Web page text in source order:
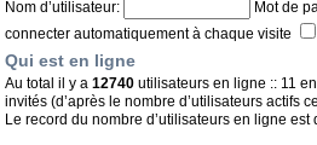
Nom d’utilisateur: Mot de
connecter automatiquement à chaque visite
Qui est en ligne
Au total il y a 12740 utilisateurs en ligne :: 11
invités (d’après le nombre d’utilisateurs actifs
Le record du nombre d’utilisateurs en ligne est